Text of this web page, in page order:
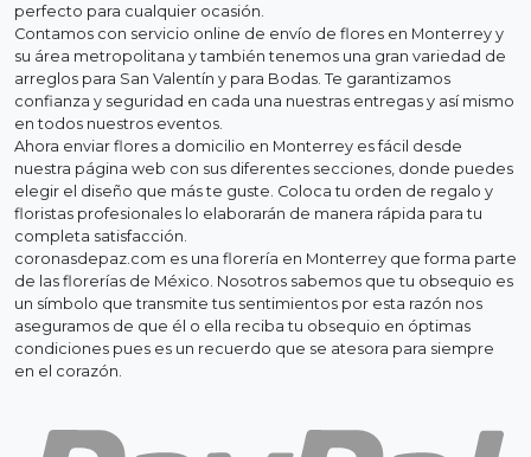
perfecto para cualquier ocasión.
Contamos con servicio online de envío de flores en Monterrey y
su área metropolitana y también tenemos una gran variedad de
arreglos para San Valentín y para Bodas. Te garantizamos
confianza y seguridad en cada una nuestras entregas y así mismo
en todos nuestros eventos.
Ahora enviar flores a domicilio en Monterrey es fácil desde
nuestra página web con sus diferentes secciones, donde puedes
elegir el diseño que más te guste. Coloca tu orden de regalo y
floristas profesionales lo elaborarán de manera rápida para tu
completa satisfacción.
coronasdepaz.com es una florería en Monterrey que forma parte
de las florerías de México. Nosotros sabemos que tu obsequio es
un símbolo que transmite tus sentimientos por esta razón nos
aseguramos de que él o ella reciba tu obsequio en óptimas
condiciones pues es un recuerdo que se atesora para siempre
en el corazón.